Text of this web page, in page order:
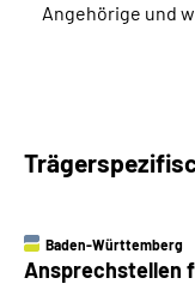
Angehörige und
Baden-Württemberg
Ansprechstellen